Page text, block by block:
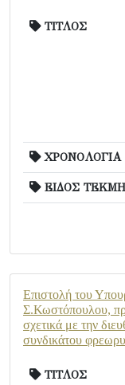
ΤΙΤΛΟΣ
ΧΡΟΝΟΛΟΓΙΑ
ΕΙΔΟΣ
Επιστολή του
Σ.Κωστόπουλου,
σχετικά με την
συνδικάτου
ΤΙΤΛΟΣ